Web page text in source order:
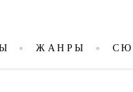
ЖАНРЫ